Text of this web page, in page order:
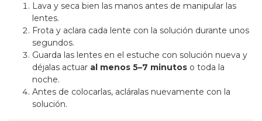
Lava y seca bien las manos antes de manipular las
lentes.
Frota y aclara cada lente con la solución durante unos
segundos.
Guarda las lentes en el estuche con solución nueva y
déjalas actuar al menos 5–7 minutos o toda la
noche.
Antes de colocarlas, acláralas nuevamente con la
solución.